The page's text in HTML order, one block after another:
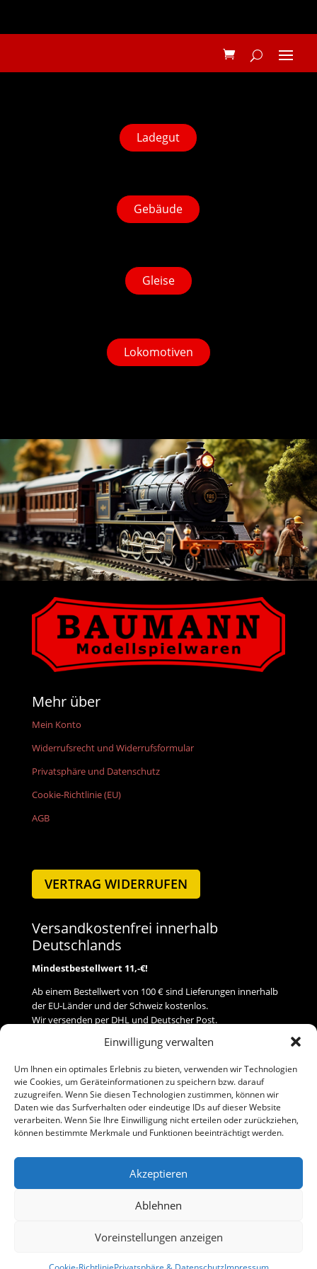
Einwilligung verwalten
Um Ihnen ein optimales Erlebnis zu bieten, verwenden wir Technologien
wie Cookies, um Geräteinformationen zu speichern bzw. darauf
zuzugreifen. Wenn Sie diesen Technologien zustimmen, können wir
Daten wie das Surfverhalten oder eindeutige IDs auf dieser Website
verarbeiten. Wenn Sie Ihre Einwilligung nicht erteilen oder zurückziehen,
können bestimmte Merkmale und Funktionen beeinträchtigt werden.
Akzeptieren
Ablehnen
Voreinstellungen anzeigen
Ladegut
Gebäude
Gleise
Lokomotiven
Mehr über
Mein Konto
Widerrufsrecht und Widerrufsformular
Privatsphäre und Datenschutz
Cookie-Richtlinie (EU)
AGB
VERTRAG WIDERRUFEN
Versandkostenfrei innerhalb
Deutschlands
Mindestbestellwert 11,-€!
Ab einem Bestellwert von 100 € sind Lieferungen innerhalb
der EU-Länder und der Schweiz kostenlos.
Wir versenden per DHL und Deutscher Post.
Versand
Zahlung
Baumann Modellspielwaren
Telefon (0 91 61) 33 84
Impressum